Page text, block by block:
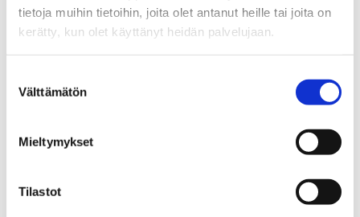
tietoja muihin tietoihin, joita olet antanut heille tai joita on
kerätty, kun olet käyttänyt heidän palvelujaan.
valinta
Välttämätön
Mieltymykset
Tilastot